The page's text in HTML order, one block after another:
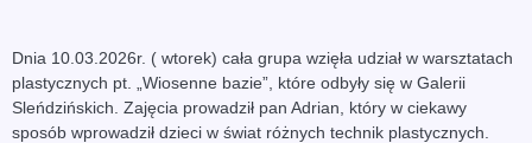
Dnia 10.03.2026r. ( wtorek) cała grupa wzięła udział w warsztatach
plastycznych pt. „Wiosenne bazie”, które odbyły się w Galerii
Sleńdzińskich. Zajęcia prowadził pan Adrian, który w ciekawy
sposób wprowadził dzieci w świat różnych technik plastycznych.